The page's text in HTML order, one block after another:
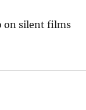
on silent films